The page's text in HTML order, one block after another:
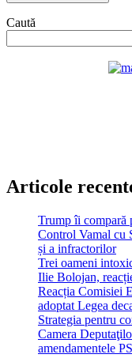
Caută
Articole
Trump îi compară
Control Vamal cu
și a infractorilor
Trei oameni
Ilie Bolojan,
Reacția Comisiei
adoptat Legea
Strategia pentru
Camera
amendamentele